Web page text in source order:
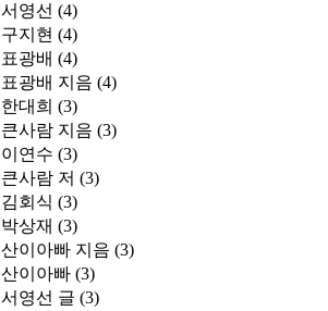
서영선 (4)
구지현 (4)
표광배 (4)
표광배 지음 (4)
한대희 (3)
큰사람 지음 (3)
이연수 (3)
큰사람 저 (3)
김회식 (3)
박상재 (3)
산이아빠 지음 (3)
산이아빠 (3)
서영선 글 (3)